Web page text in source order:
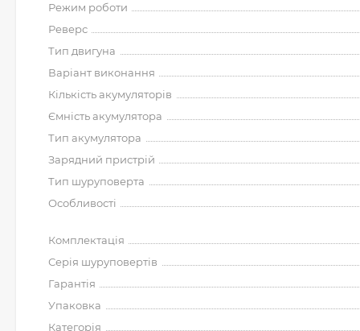
Режим роботи
Реверс
Тип двигуна
Варіант виконання
Кількість акумуляторів
Ємність акумулятора
Тип акумулятора
Зарядний пристрій
Тип шуруповерта
Особливості
Комплектація
Серія шуруповертів
Гарантія
Упаковка
Категорія